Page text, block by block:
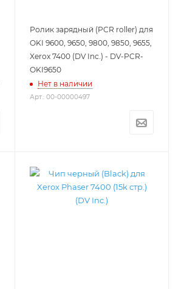
Ролик зарядный (PCR roller) для
OKI 9600, 9650, 9800, 9850, 9655,
Xerox 7400 (DV Inc.) - DV-PCR-
OKI9650
Нет в наличии
Арт.: 00-00000497